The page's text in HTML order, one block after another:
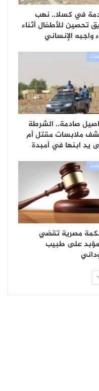
في كسلا.. نهب
تحصين للأطفال أثناء
واجبه الإنساني
صادمة.. الشرطة
ملابسات مقتل أم
يد ابنها في أمبدة
مصرية تقضي
على طبيب